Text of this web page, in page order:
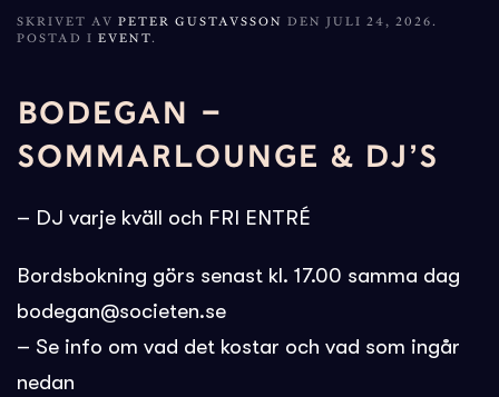
SKRIVET AV PETER GUSTAVSSON DEN JULI 24, 2026 .
POSTAD I EVENT.
BODEGAN –
SOMMARLOUNGE & DJ’S
– DJ varje kväll och FRI ENTRÉ
Bordsbokning görs senast kl. 17.00 samma dag
bodegan@societen.se
– Se info om vad det kostar och vad som ingår
nedan